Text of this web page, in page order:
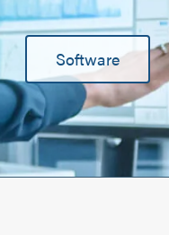
Software